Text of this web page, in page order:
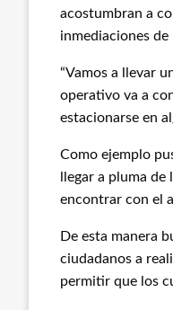
acostumbran a
inmediaciones
“Vamos a llevar
operativo va a
estacionarse en
Como ejemplo
llegar a pluma
encontrar con el
De esta manera
ciudadanos a
permitir que los